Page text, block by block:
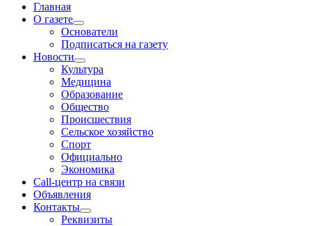
Главная
О газете
Основатели
Подписаться на газету
Новости
Культура
Медицина
Образование
Общество
Происшествия
Сельское хозяйство
Спорт
Официально
Экономика
Call-центр на связи
Объявления
Контакты
Реквизиты